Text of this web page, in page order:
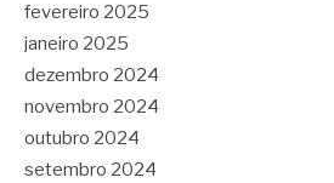
fevereiro 2025
janeiro 2025
dezembro 2024
novembro 2024
outubro 2024
setembro 2024